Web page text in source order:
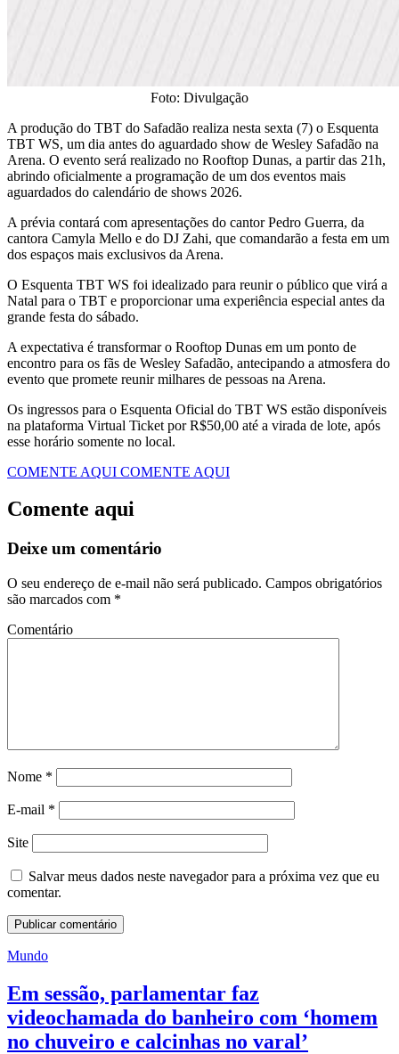
Foto: Divulgação
​A produção do TBT do Safadão realiza nesta sexta (7) o Esquenta
TBT WS, um dia antes do aguardado show de Wesley Safadão na
Arena. O evento será realizado no Rooftop Dunas, a partir das 21h,
abrindo oficialmente a programação de um dos eventos mais
aguardados do calendário de shows 2026.
​A prévia contará com apresentações do cantor Pedro Guerra, da
cantora Camyla Mello e do DJ Zahi, que comandarão a festa em um
dos espaços mais exclusivos da Arena.
​O Esquenta TBT WS foi idealizado para reunir o público que virá a
Natal para o TBT e proporcionar uma experiência especial antes da
grande festa do sábado.
A expectativa é transformar o Rooftop Dunas em um ponto de
encontro para os fãs de Wesley Safadão, antecipando a atmosfera do
evento que promete reunir milhares de pessoas na Arena.
​Os ingressos para o Esquenta Oficial do TBT WS estão disponíveis
na plataforma Virtual Ticket por R$50,00 até a virada de lote, após
esse horário somente no local.
COMENTE AQUI COMENTE AQUI
Comente aqui
Deixe um comentário
O seu endereço de e-mail não será publicado. Campos obrigatórios
são marcados com *
Comentário
Nome *
E-mail *
Site
Salvar meus dados neste navegador para a próxima vez que eu
comentar.
Mundo
Em sessão, parlamentar faz
videochamada do banheiro com ‘homem
no chuveiro e calcinhas no varal’